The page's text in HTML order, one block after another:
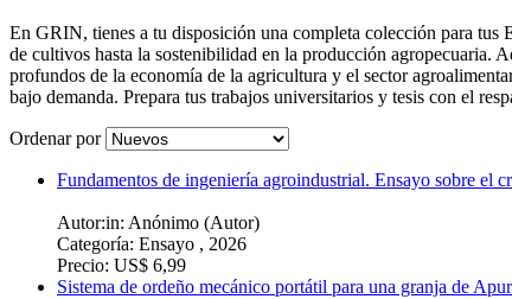
En GRIN, tienes a tu disposición una completa colección para tus
de cultivos hasta la sostenibilidad en la producción agropecuaria.
profundos de la economía de la agricultura y el sector
bajo demanda. Prepara tus trabajos universitarios y tesis con el
Ordenar por
Fundamentos de ingeniería agroindustrial. Ensayo sobre el
Autor:in: Anónimo (Autor)
Categoría: Ensayo , 2026
Precio: US$ 6,99
Sistema de ordeño mecánico portátil para una granja de